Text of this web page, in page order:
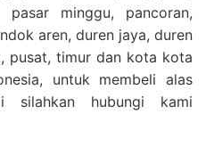
minggu, pancoran,
aren, duren jaya, duren
pusat, timur dan kota kota
untuk membeli alas
hubungi kami